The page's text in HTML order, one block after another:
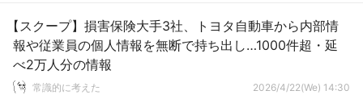
【スクープ】損害保険大手3社、トヨタ自動車から内部情
報や従業員の個人情報を無断で持ち出し…1000件超・延
べ2万人分の情報
常識的に考えた 2026/4/22(We) 14:30